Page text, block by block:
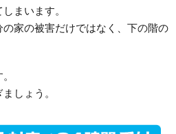
まいます。
家の被害だけではなく、下の階の
しょう。